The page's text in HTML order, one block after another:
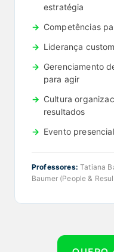
estratégia
Competências
Liderança
Gerenciamento
para agir
Cultura
resultados
Evento presencial
Professores: Tatiana
Baumer (People &